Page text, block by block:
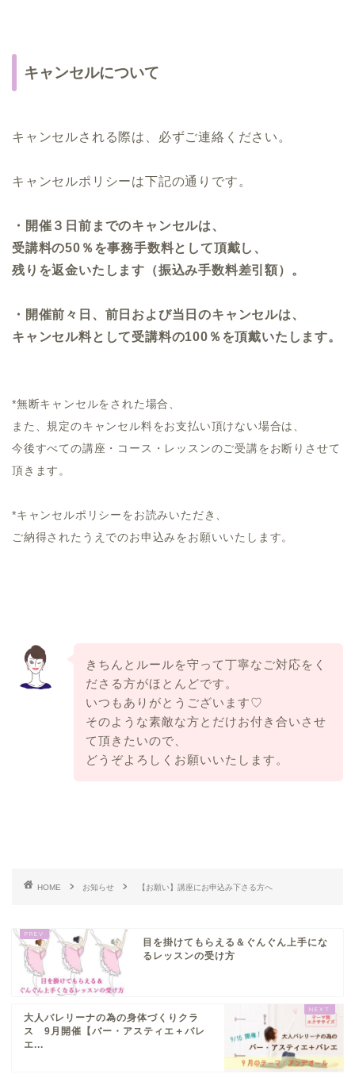
キャンセルについて
キャンセルされる際は、必ずご連絡ください。
キャンセルポリシーは下記の通りです。
・開催３日前までのキャンセルは、
受講料の50％を事務手数料として頂戴し、
残りを返金いたします（振込み手数料差引額）。
・開催前々日、前日および当日のキャンセルは、
キャンセル料として受講料の100％を頂戴いたします。
*無断キャンセルをされた場合、
また、規定のキャンセル料をお支払い頂けない場合は、
今後すべての講座・コース・レッスンのご受講をお断りさせて
頂きます。
*キャンセルポリシーをお読みいただき、
ご納得されたうえでのお申込みをお願いいたします。
きちんとルールを守って丁寧なご対応をく
ださる方がほとんどです。
いつもありがとうございます♡
そのような素敵な方とだけお付き合いさせ
て頂きたいので、
どうぞよろしくお願いいたします。
HOME お知らせ 【お願い】講座にお申込み下さる方へ
目を掛けてもらえる＆ぐんぐん上手にな
るレッスンの受け方
大人バレリーナの為の身体づくりクラ
ス 9月開催【バー・アスティエ＋バレ
エ...